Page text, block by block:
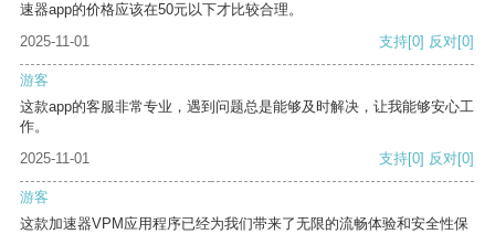
速器app的价格应该在50元以下才比较合理。
2025-11-01
支持[0] 反对[0]
游客
这款app的客服非常专业，遇到问题总是能够及时解决，让我能够安心工
作。
2025-11-01
支持[0] 反对[0]
游客
这款加速器VPM应用程序已经为我们带来了无限的流畅体验和安全性保